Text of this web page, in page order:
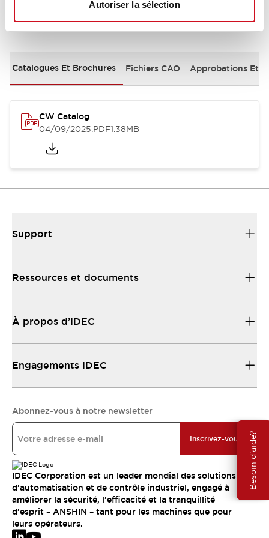
Autoriser la sélection
Besoin d'aide?
Documents et fichiers
Catalogues Et Brochures Fichiers CAO Approbations Et
CW Catalog
04/09/2025.PDF1.38MB
Support
Ressources et documents
À propos d’IDEC
Engagements IDEC
Abonnez-vous à notre newsletter
Inscrivez-vous
IDEC Corporation est un leader mondial des solutions
d'automatisation et de contrôle industriel, engagé à
améliorer la sécurité, l'efficacité et la tranquillité
d'esprit – ANSHIN – tant pour les machines que pour
leurs opérateurs.